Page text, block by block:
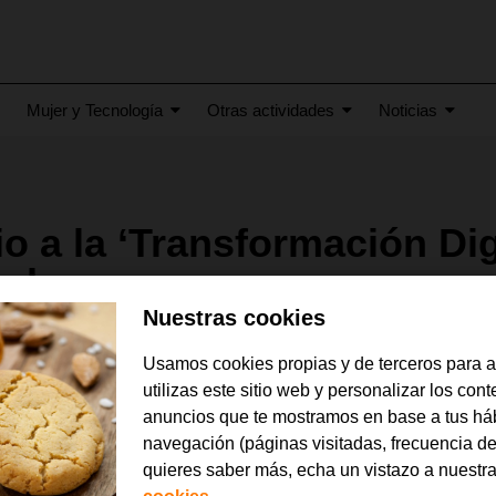
Mujer y Tecnología Otras actividades Noticias
a la ‘Transformación
Fundación Orange a la
El Llindar – Laboratorio de fabricación
Nuestras cookies
Usamos cookies propias y de terceros para
utilizas este sitio web y personalizar los
anuncios que te mostramos en base a tus
navegación (páginas visitadas, frecuencia
quieres saber más, echa un vistazo a nuestra